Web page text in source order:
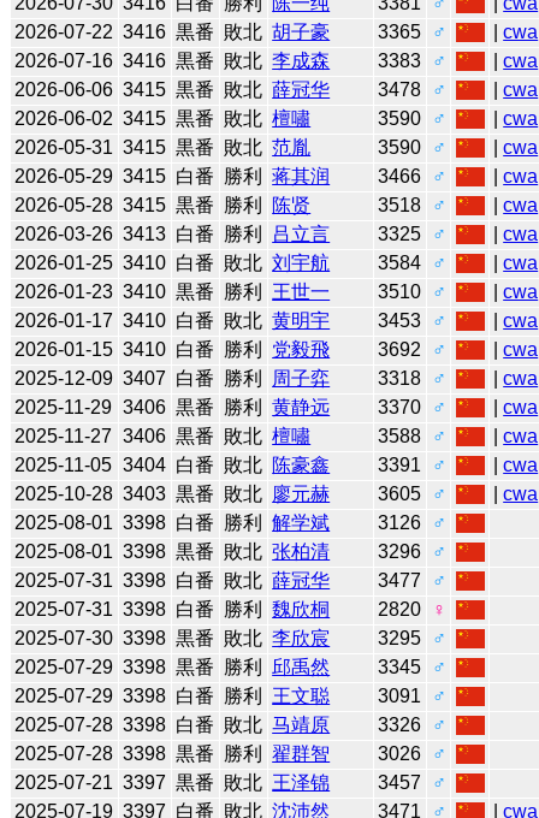
2026-07-22 3416 黒番 敗北 胡子豪 3365 ♂ |cwa
2026-07-16 3416 黒番 敗北 李成森 3383 ♂ |cwa
2026-06-06 3415 黒番 敗北 薛冠华 3478 ♂ |cwa
2026-06-02 3415 黒番 敗北 檀嘯 3590 ♂ |cwa
2026-05-31 3415 黒番 敗北 范胤 3590 ♂ |cwa
2026-05-29 3415 白番 勝利 蒋其润 3466 ♂ |cwa
2026-05-28 3415 黒番 勝利 陈贤 3518 ♂ |cwa
2026-03-26 3413 白番 勝利 吕立言 3325 ♂ |cwa
2026-01-25 3410 白番 敗北 刘宇航 3584 ♂ |cwa
2026-01-23 3410 黒番 勝利 王世一 3510 ♂ |cwa
2026-01-17 3410 白番 敗北 黄明宇 3453 ♂ |cwa
2026-01-15 3410 白番 勝利 党毅飛 3692 ♂ |cwa
2025-12-09 3407 白番 勝利 周子弈 3318 ♂ |cwa
2025-11-29 3406 黒番 勝利 黄静远 3370 ♂ |cwa
2025-11-27 3406 黒番 敗北 檀嘯 3588 ♂ |cwa
2025-11-05 3404 白番 敗北 陈豪鑫 3391 ♂ |cwa
2025-10-28 3403 黒番 敗北 廖元赫 3605 ♂ |cwa
2025-08-01 3398 白番 勝利 解学斌 3126
♂
2025-08-01 3398 黒番 敗北 张柏清 3296
♂
2025-07-31 3398 白番 敗北 薛冠华 3477
♂
2025-07-31 3398 白番 勝利 魏欣桐 2820
♀
2025-07-30 3398 黒番 敗北 李欣宸 3295
♂
2025-07-29 3398 黒番 勝利 邱禹然 3345
♂
2025-07-29 3398 白番 勝利 王文聪 3091
♂
2025-07-28 3398 白番 敗北 马靖原 3326
♂
2025-07-28 3398 黒番 勝利 翟群智 3026
♂
2025-07-21 3397 黒番 敗北 王泽锦 3457
♂
2025-07-19 3397 白番 敗北 沈沛然 3471 ♂ |cwa